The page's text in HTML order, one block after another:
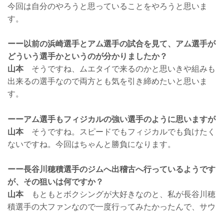
今回は自分のやろうと思っていることをやろうと思いま
す。
ーー以前の浜崎選手とアム選手の試合を見て、アム選手が
どういう選手かというのが分かりましたか？
山本そうですね、ムエタイで来るのかと思いきや組みも
出来るの選手なので両方とも気を引き締めたいと思いま
す。
ーーアム選手もフィジカルの強い選手のように思いますが
山本そうですね。スピードでもフィジカルでも負けたく
ないですね。今回はちゃんと勝負になります。
ーー長谷川穂積選手のジムへ出稽古へ行っているようです
が、その狙いは何ですか？
山本もともとボクシングが大好きなのと、私が長谷川穂
積選手の大ファンなので一度行ってみたかったんで、サウ